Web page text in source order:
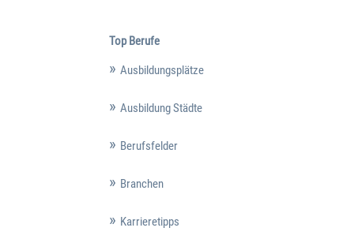
Top Berufe
Ausbildungsplätze
Ausbildung Städte
Berufsfelder
Branchen
Karrieretipps